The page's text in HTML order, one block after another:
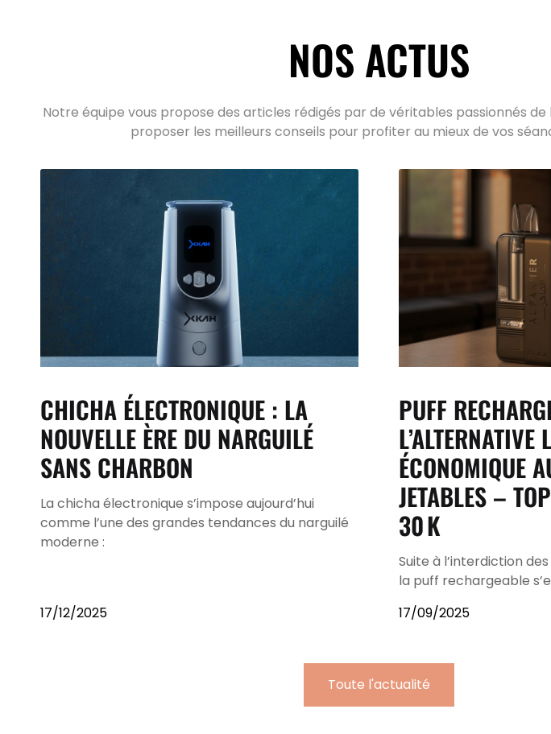
NOS ACTUS
Notre équipe vous propose des articles rédigés par de véritables passionnés de
proposer les meilleurs conseils pour profiter au mieux de vos
CHICHA ÉLECTRONIQUE : LA
NOUVELLE ÈRE DU NARGUILÉ
SANS CHARBON
La chicha électronique s’impose aujourd’hui
comme l’une des grandes tendances du narguilé
moderne :
17/12/2025
PUFF
L’ALTERNATIVE
ÉCONOMIQUE
JETABLES –
30 K
Suite à l’interdiction
la puff rechargeable
17/09/2025
Toute l'actualité